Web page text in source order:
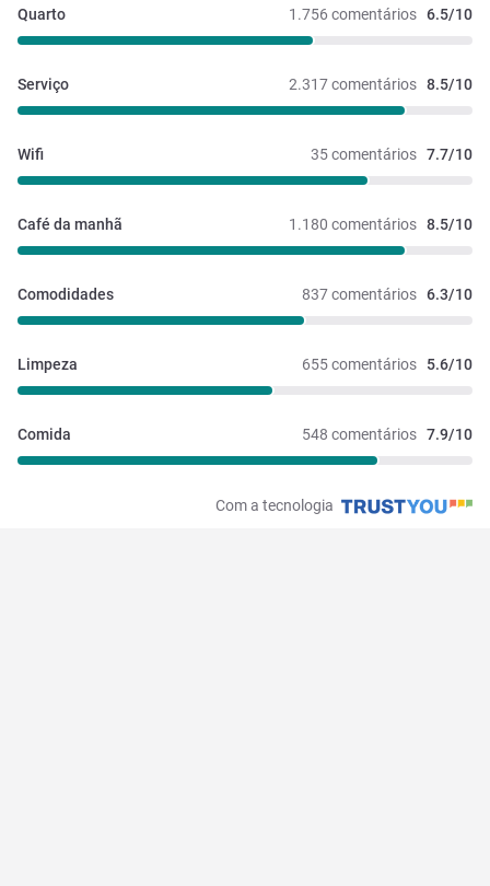
1.756 comentários 6.5/10
Quarto
2.317 comentários 8.5/10
Serviço
35 comentários 7.7/10
Wifi
1.180 comentários 8.5/10
Café da manhã
837 comentários 6.3/10
Comodidades
655 comentários 5.6/10
Limpeza
548 comentários 7.9/10
Comida
Com a tecnologia